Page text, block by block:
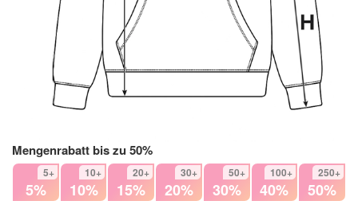
Mengenrabatt bis zu 50%
5+
5%
10+
10%
20+
15%
30+
20%
50+
30%
100+
40%
250+
50%